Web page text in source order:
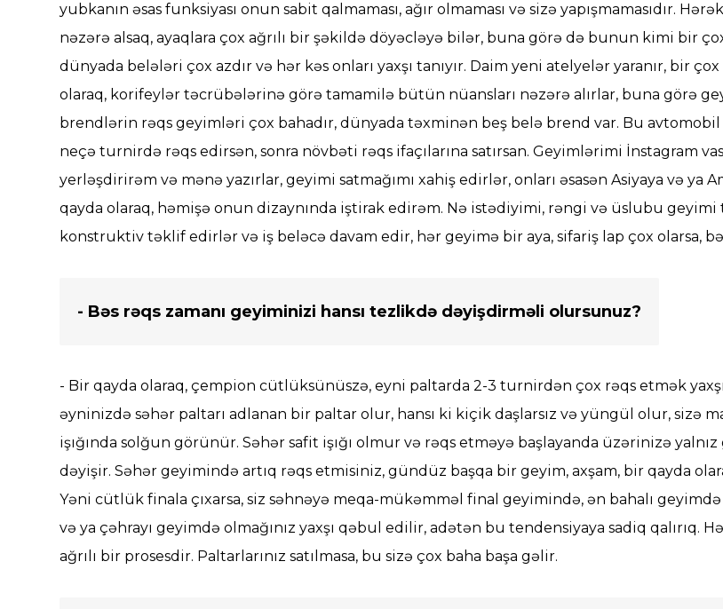
yubkanın əsas funksiyası onun sabit qalmaması, ağır olmaması və sizə yapışmamasıdır.
nəzərə alsaq, ayaqlara çox ağrılı bir şəkildə döyəcləyə bilər, buna görə də bunun kimi bir
dünyada belələri çox azdır və hər kəs onları yaxşı tanıyır. Daim yeni atelyelər yaranır, bir
olaraq, korifeylər təcrübələrinə görə tamamilə bütün nüansları nəzərə alırlar, buna görə
brendlərin rəqs geyimləri çox bahadır, dünyada təxminən beş belə brend var. Bu
neçə turnirdə rəqs edirsən, sonra növbəti rəqs ifaçılarına satırsan. Geyimlərimi İnstagram
yerləşdirirəm və mənə yazırlar, geyimi satmağımı xahiş edirlər, onları əsasən Asiyaya və
qayda olaraq, həmişə onun dizaynında iştirak edirəm. Nə istədiyimi, rəngi və üslubu geyimi
konstruktiv təklif edirlər və iş beləcə davam edir, hər geyimə bir aya, sifariş lap çox olarsa,
- Bəs rəqs zamanı geyiminizi hansı tezlikdə dəyişdirməli olursunuz?
- Bir qayda olaraq, çempion cütlüksünüszə, eyni paltarda 2-3 turnirdən çox rəqs etmək
əyninizdə səhər paltarı adlanan bir paltar olur, hansı ki kiçik daşlarsız və yüngül olur, sizə
işığında solğun görünür. Səhər safit işığı olmur və rəqs etməyə başlayanda üzərinizə
dəyişir. Səhər geyimində artıq rəqs etmisiniz, gündüz başqa bir geyim, axşam, bir qayda
Yəni cütlük finala çıxarsa, siz səhnəyə meqa-mükəmməl final geyimində, ən bahalı geyimdə
və ya çəhrayı geyimdə olmağınız yaxşı qəbul edilir, adətən bu tendensiyaya sadiq
ağrılı bir prosesdir. Paltarlarınız satılmasa, bu sizə çox baha başa gəlir.